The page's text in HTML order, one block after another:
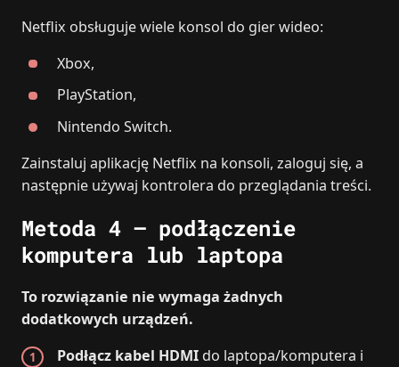
Netflix obsługuje wiele konsol do gier wideo:
Xbox,
PlayStation,
Nintendo Switch.
Zainstaluj aplikację Netflix na konsoli, zaloguj się, a
następnie używaj kontrolera do przeglądania treści.
Metoda 4 – podłączenie
komputera lub laptopa
To rozwiązanie nie wymaga żadnych
dodatkowych urządzeń.
Podłącz kabel HDMI do laptopa/komputera i